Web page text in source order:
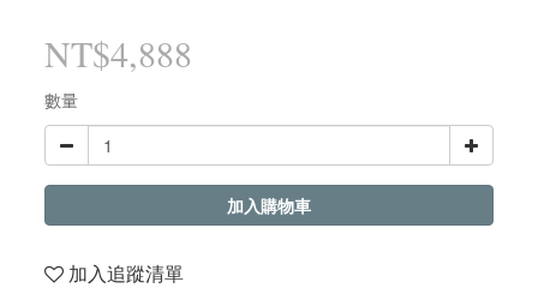
NT$4,888
數量
加入購物車
加入追蹤清單